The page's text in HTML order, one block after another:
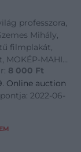
419/
cm
professzora,
Mihály,
filmplakát,
MOKÉP-MAHIR,
kis
81,5x56,5
8 000 Ft
Online auction
2022-06-